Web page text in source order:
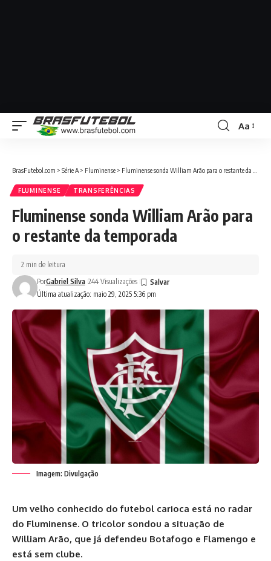
Aa
BrasFutebol.com > Série A > Fluminense > Fluminense sonda William Arão para o restante da temporada
FLUMINENSE TRANSFERÊNCIAS
Fluminense sonda William Arão para
o restante da temporada
Última atualização: maio 29, 2025 5:36 pm
PorGabriel Silva 244 Visualizações
2 min de leitura
Imagem: Divulgação
Um velho conhecido do futebol carioca está no radar
do Fluminense. O tricolor sondou a situação de
William Arão, que já defendeu Botafogo e Flamengo e
está sem clube.